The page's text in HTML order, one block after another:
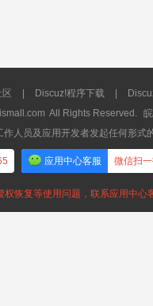
Discuz!程序下载
All Rights Reserved.
作人员及应用开发者发起任何形
应用中心客服 微信扫
权恢复等使用问题，联系应用中心